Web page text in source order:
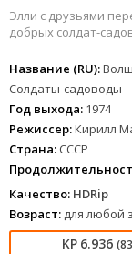
Элли с друзьями
добрых солдат-
Название (RU):
Солдаты-садоводы
Год выхода: 1974
Режиссер:Кирилл
Страна: СССР
Качество: HDRip
Возраст: для любой
6.936